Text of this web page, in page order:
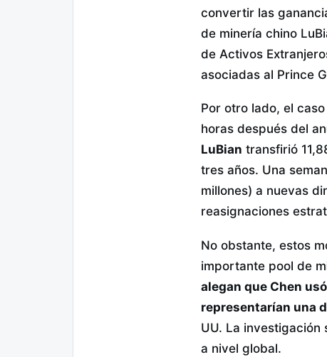
convertir las
de minería chino
de Activos
asociadas al Prince
Por otro lado, el
horas después del
LuBian transfirió
tres años. Una
millones) a nuevas
reasignaciones
No obstante, estos
importante pool de
alegan que Chen usó
representarían una
UU. La investigación
a nivel global.